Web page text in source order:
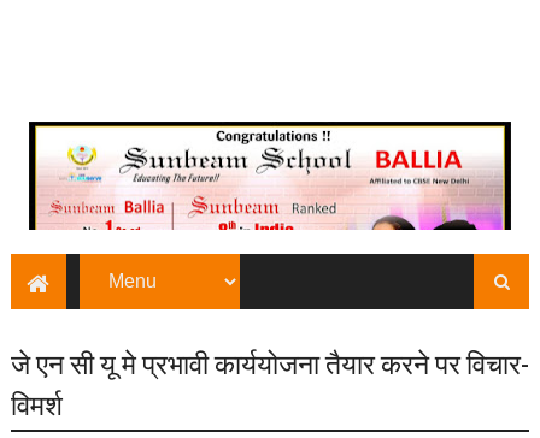
जे एन सी यू मे प्रभावी कार्ययोजना तैयार करने पर विचार-
विमर्श